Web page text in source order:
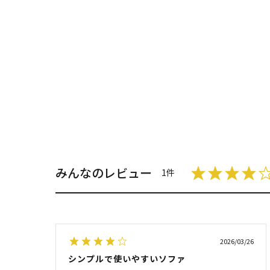
みんなのレビュー 1件
2026/03/26
シンプルで使いやすいソファ